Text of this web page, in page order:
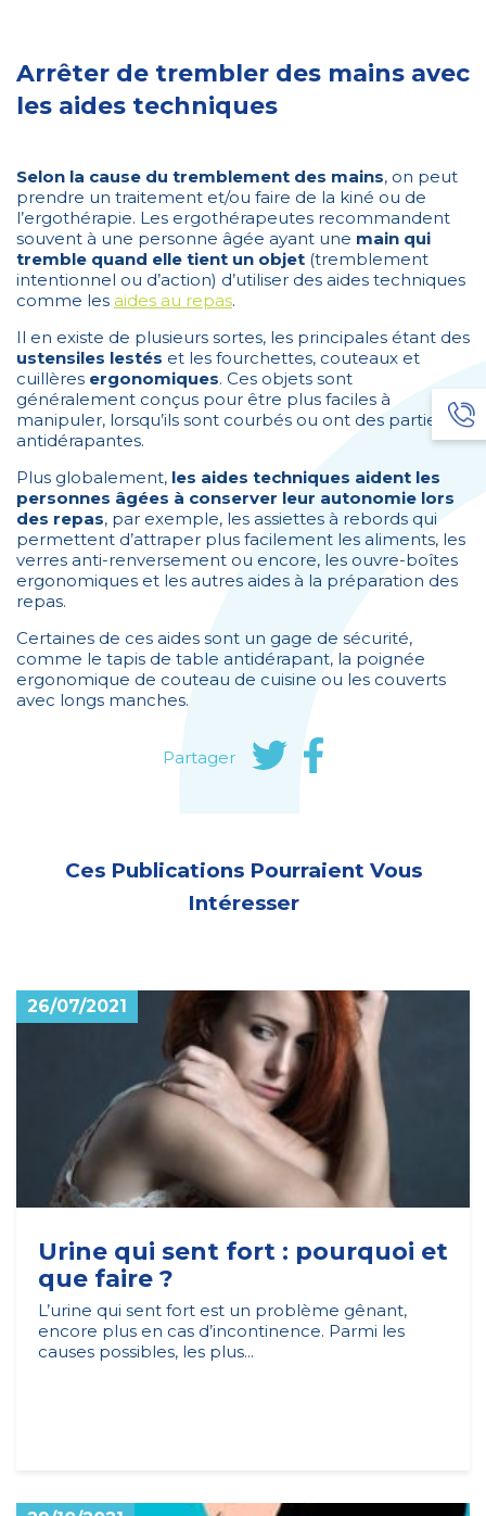
Arrêter de trembler des mains avec
les aides techniques
Selon la cause du tremblement des mains, on peut
prendre un traitement et/ou faire de la kiné ou de
l’ergothérapie. Les ergothérapeutes recommandent
souvent à une personne âgée ayant une main qui
tremble quand elle tient un objet (tremblement
intentionnel ou d’action) d’utiliser des aides techniques
comme les aides au repas.
Il en existe de plusieurs sortes, les principales étant des
ustensiles lestés et les fourchettes, couteaux et
cuillères ergonomiques. Ces objets sont
généralement conçus pour être plus faciles à
manipuler, lorsqu’ils sont courbés ou ont des parties
antidérapantes.
Plus globalement, les aides techniques aident les
personnes âgées à conserver leur autonomie lors
des repas, par exemple, les assiettes à rebords qui
permettent d’attraper plus facilement les aliments, les
verres anti-renversement ou encore, les ouvre-boîtes
ergonomiques et les autres aides à la préparation des
repas.
Certaines de ces aides sont un gage de sécurité,
comme le tapis de table antidérapant, la poignée
ergonomique de couteau de cuisine ou les couverts
avec longs manches.
Partager
Ces Publications Pourraient Vous
Intéresser
26/07/2021
Urine qui sent fort : pourquoi et
que faire ?
L’urine qui sent fort est un problème gênant,
encore plus en cas d’incontinence. Parmi les
causes possibles, les plus...